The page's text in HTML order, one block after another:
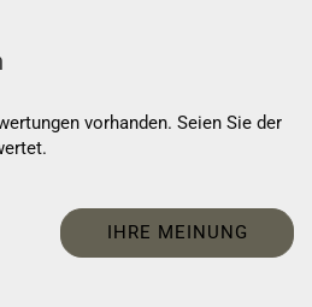
vorhanden. Seien Sie der
IHRE MEINUNG